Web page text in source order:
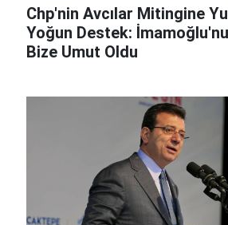
Chp'nin Avcılar Mitingine
Yoğun Destek:
Bize Umut Oldu